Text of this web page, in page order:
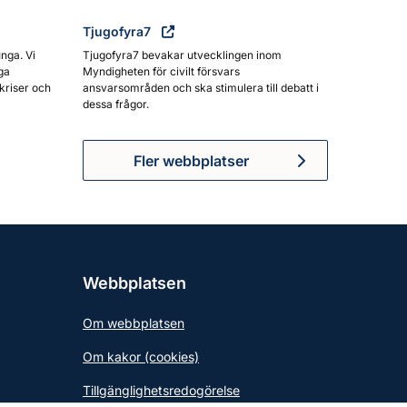
Vi
och
Tjugofyra7
Tjugofyra7 bevakar utvecklingen inom
Myndigheten för civilt försvars
ansvarsområden och ska stimulera till debatt i
dessa frågor.
Fler webbplatser
Webbplatsen
Om webbplatsen
Om kakor (cookies)
Tillgänglighetsredogörelse